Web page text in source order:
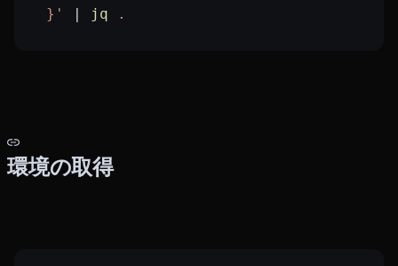
  }'
jq .
環境の取得